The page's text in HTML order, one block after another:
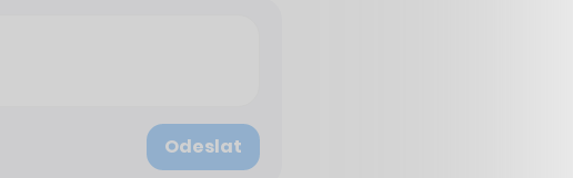
Odeslat